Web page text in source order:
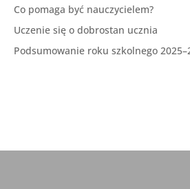
Co pomaga być nauczycielem?
Uczenie się o dobrostan ucznia
Podsumowanie roku szkolnego